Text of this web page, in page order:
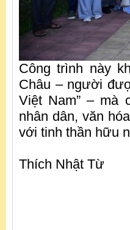
Công trình này
Châu – người
Việt Nam” – mà
nhân dân, văn
với tinh thần hữu
Thích Nhật Từ